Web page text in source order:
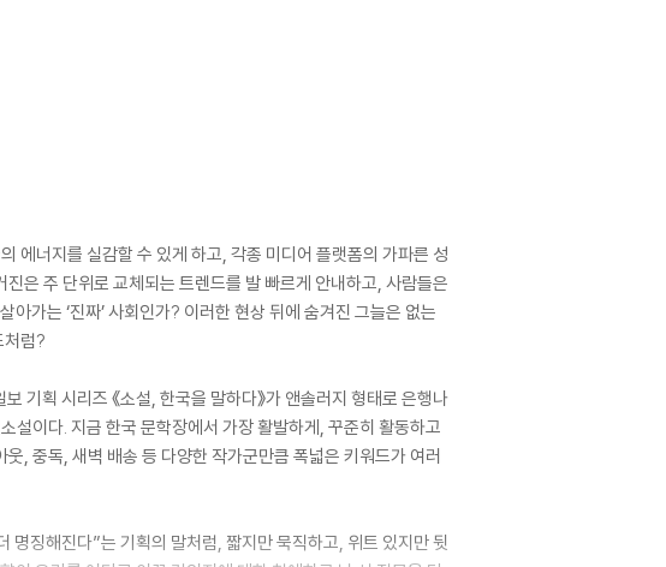
에너지를 실감할 수 있게 하고, 각종 미디어 플랫폼의 가파른 성
은 주 단위로 교체되는 트렌드를 발 빠르게 안내하고, 사람들은
가는 ‘진짜’ 사회인가? 이러한 현상 뒤에 숨겨진 그늘은 없는
처럼?
기획 시리즈 《소설, 한국을 말하다》가 앤솔러지 형태로 은행나
설이다. 지금 한국 문학장에서 가장 활발하게, 꾸준히 활동하고
, 중독, 새벽 배송 등 다양한 작가군만큼 폭넓은 키워드가 여러
명징해진다”는 기획의 말처럼, 짧지만 묵직하고, 위트 있지만 뒷